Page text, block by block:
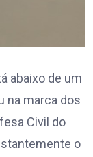
abaixo de um
na marca dos
Civil do
o